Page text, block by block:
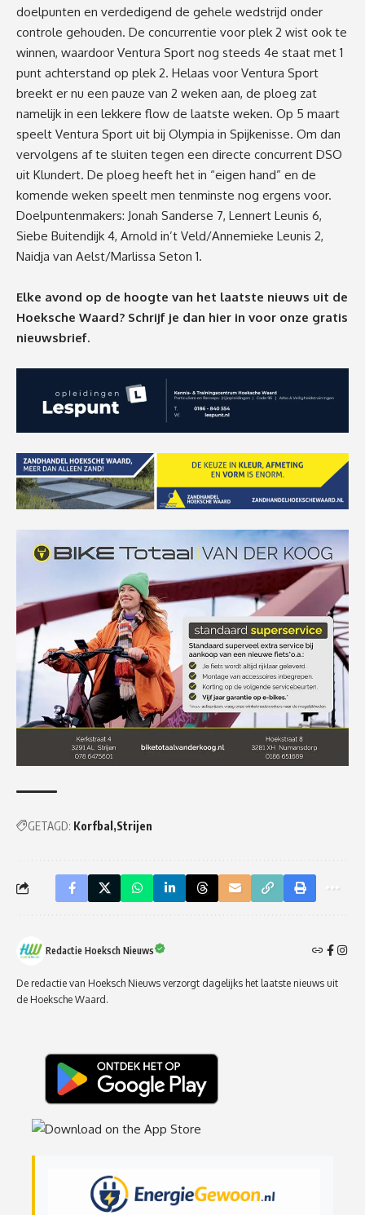
doelpunten en verdedigend de gehele wedstrijd onder
controle gehouden. De concurrentie voor plek 2 wist ook te
winnen, waardoor Ventura Sport nog steeds 4e staat met 1
punt achterstand op plek 2. Helaas voor Ventura Sport
breekt er nu een pauze van 2 weken aan, de ploeg zat
namelijk in een lekkere flow de laatste weken. Op 5 maart
speelt Ventura Sport uit bij Olympia in Spijkenisse. Om dan
vervolgens af te sluiten tegen een directe concurrent DSO
uit Klundert. De ploeg heeft het in “eigen hand” en de
komende weken speelt men tenminste nog ergens voor.
Doelpuntenmakers: Jonah Sanderse 7, Lennert Leunis 6,
Siebe Buitendijk 4, Arnold in’t Veld/Annemieke Leunis 2,
Naidja van Aelst/Marlissa Seton 1.
Elke avond op de hoogte van het laatste nieuws uit de
Hoeksche Waard? Schrijf je dan hier in voor onze gratis
nieuwsbrief.
GETAGD: Korfbal Strijen
Redactie Hoeksch Nieuws
De redactie van Hoeksch Nieuws verzorgt dagelijks het laatste nieuws uit
de Hoeksche Waard.